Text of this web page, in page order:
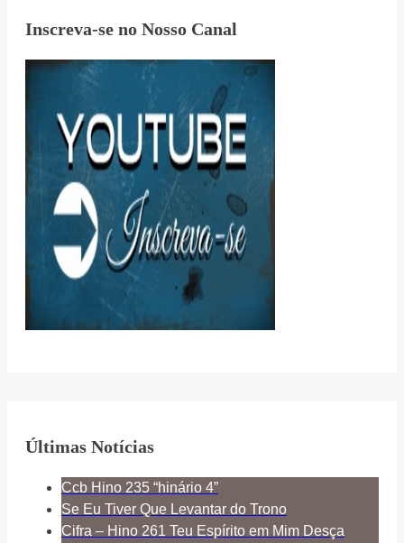
Inscreva-se no Nosso Canal
Últimas Notícias
Ccb Hino 235 “hinário 4”
Se Eu Tiver Que Levantar do Trono
Cifra – Hino 261 Teu Espírito em Mim Desça